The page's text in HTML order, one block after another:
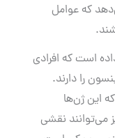
که عوامل
است که افرادی
را دارند.
این ژن‌ها
می‌توانند نقشی